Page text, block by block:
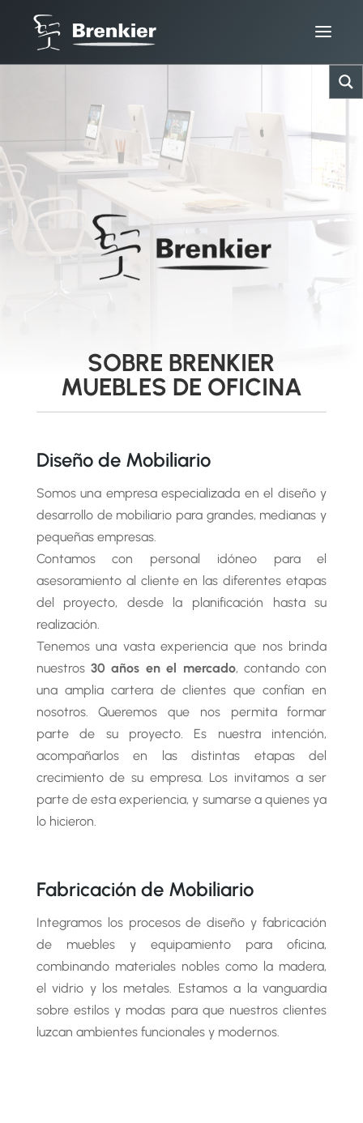
SOBRE BRENKIER
MUEBLES DE OFICINA
Diseño de Mobiliario
Somos una empresa especializada en el diseño y
desarrollo de mobiliario para grandes, medianas y
pequeñas empresas.
Contamos con personal idóneo para el
asesoramiento al cliente en las diferentes etapas
del proyecto, desde la planificación hasta su
realización.
Tenemos una vasta experiencia que nos brinda
nuestros30 años en el mercado, contando con
una amplia cartera de clientes que confían en
nosotros. Queremos que nos permita formar
parte de su proyecto. Es nuestra intención,
acompañarlos en las distintas etapas del
crecimiento de su empresa. Los invitamos a ser
parte de esta experiencia, y sumarse a quienes ya
lo hicieron.
Fabricación de Mobiliario
Integramos los procesos de diseño y fabricación
de muebles y equipamiento para oficina,
combinando materiales nobles como la madera,
el vidrio y los metales. Estamos a la vanguardia
sobre estilos y modas para que nuestros clientes
luzcan ambientes funcionales y modernos.